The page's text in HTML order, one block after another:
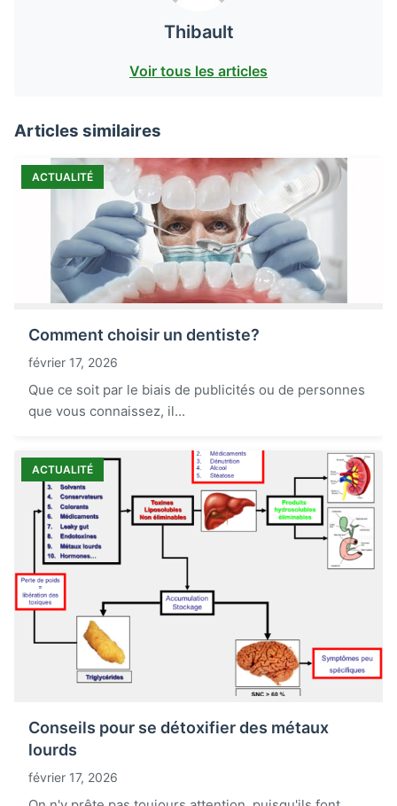
Thibault
Voir tous les articles
Articles similaires
ACTUALITÉ
Comment choisir un dentiste?
février 17, 2026
Que ce soit par le biais de publicités ou de personnes
que vous connaissez, il...
ACTUALITÉ
Conseils pour se détoxifier des métaux
lourds
février 17, 2026